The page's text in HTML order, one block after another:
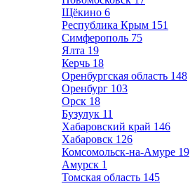
Щёкино 6
Республика Крым 151
Симферополь 75
Ялта 19
Керчь 18
Оренбургская область 148
Оренбург 103
Орск 18
Бузулук 11
Хабаровский край 146
Хабаровск 126
Комсомольск-на-Амуре 19
Амурск 1
Томская область 145